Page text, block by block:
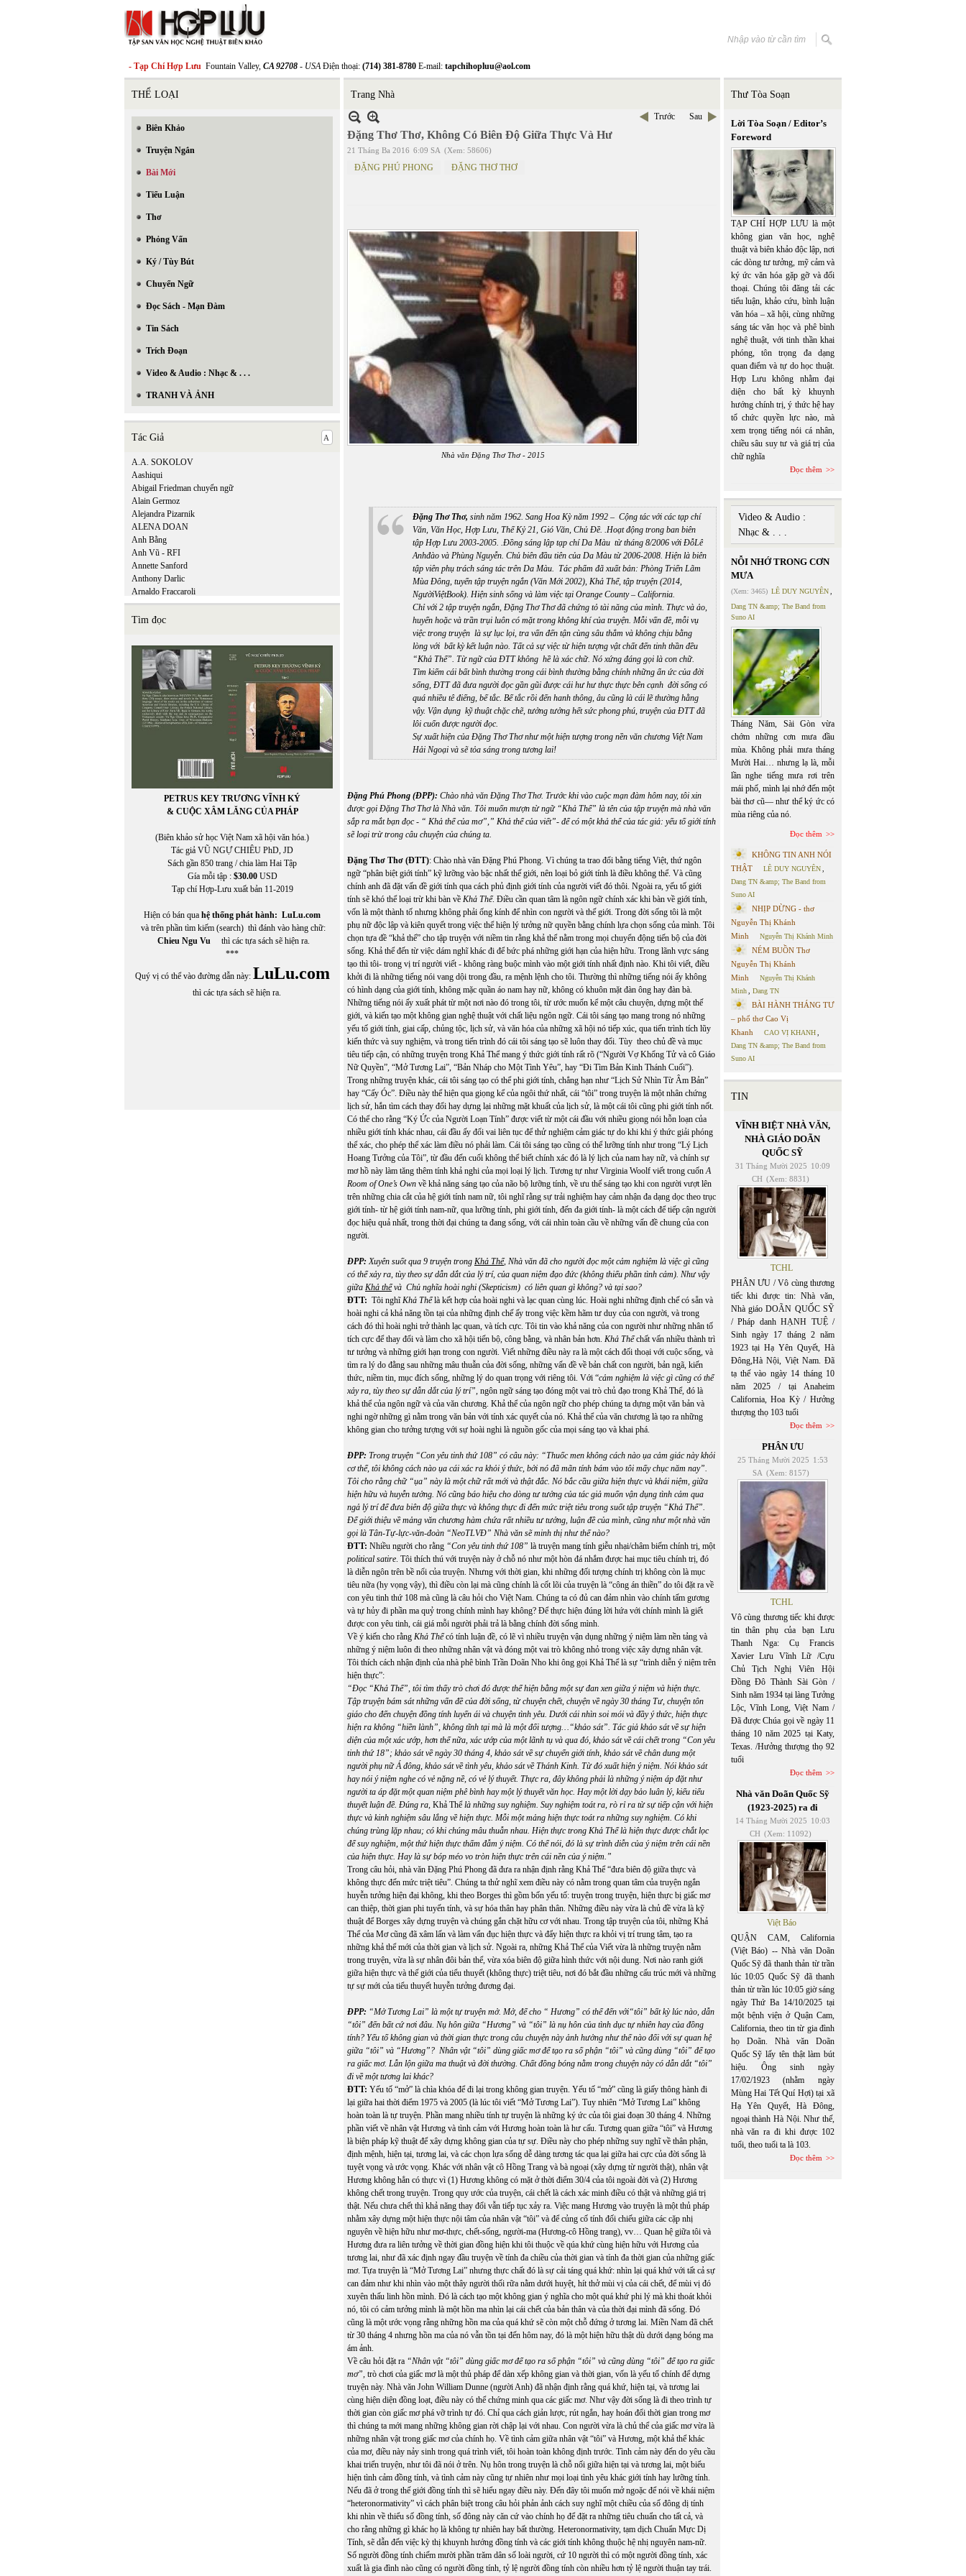
- Tạp Chí Hợp Lưu Fountain Valley, CA 92708 - USAĐiện thoại: (714) 381-8780 E-mail: tapchihopluu@aol.com
THỂ LOẠI
Biên Khảo
Truyện Ngắn
Bài Mới
Tiểu Luận
Thơ
Phỏng Vấn
Ký / Tùy Bút
Chuyển Ngữ
Đọc Sách - Mạn Đàm
Tin Sách
Trích Đoạn
Video & Audio : Nhạc & . . .
TRANH VÀ ẢNH
Tác Giả
A.A. SOKOLOV
Aashiqui
Abigail Friedman chuyển ngữ
Alain Germoz
Alejandra Pizarnik
ALENA DOAN
Anh Bằng
Anh Vũ - RFI
Annette Sanford
Anthony Darlic
Arnaldo Fraccaroli
Tìm đọc
PETRUS KEY TRƯƠNG VĨNH KÝ
& CUỘC XÂM LĂNG CỦA PHÁP
(Biên khảo sử học Việt Nam xã hội văn hóa.)
Tác giả VŨ NGỰ CHIÊU PhD, JD
Sách gần 850 trang / chia làm Hai Tập
Gía mỗi tập : $30.00USD
Tạp chí Hợp-Lưu xuất bản 11-2019
Hiện có bán qua hệ thống phát hành: LuLu.com
và trên phần tìm kiếm (search) thì đánh vào hàng chữ:
Chieu Ngu Vu thì các tựa sách sẽ hiện ra.
***
Quý vị có thể vào đường dẫn này: LuLu.com
thì các tựa sách sẽ hiện ra.
Trang Nhà
Trước Sau
Đặng Thơ Thơ, Không Có Biên Độ Giữa Thực Và Hư
21 Tháng Ba 2016 6:09 SA (Xem: 58606)
ĐẶNG PHÚ PHONG ĐẶNG THƠ THƠ
Nhà văn Đặng Thơ Thơ - 2015
Đặng Thơ Thơ, sinh năm 1962. Sang Hoa Kỳ năm 1992 – Cộng tác với các tạp chí
Văn, Văn Học, Hợp Lưu, Thế Kỷ 21, Gió Văn, Chủ Đề. .Hoạt động trong ban biên
tập Hợp Lưu 2003-2005. .Đồng sáng lập tạp chí Da Màu từ tháng 8/2006 với ĐỗLê
Anhđào và Phùng Nguyễn. Chủ biên đầu tiên của Da Màu từ 2006-2008. Hiện là biên
tập viên phụ trách sáng tác trên Da Màu. Tác phẩm đã xuất bản: Phòng Triển Lãm
Mùa Đông, tuyển tập truyện ngắn (Văn Mới 2002), Khả Thể, tập truyện (2014,
NgườiViệtBook). Hiện sinh sống và làm việc tại Orange County – California.
Chỉ với 2 tập truyện ngắn, Đặng Thơ Thơ đã chứng tỏ tài năng của mình. Thực và ảo,
huyển hoặc và trần trụi luôn có mặt trong không khí của truyện. Mỗi vấn đề, mỗi vụ
việc trong truyện là sự lục lọi, tra vấn đến tận cùng sâu thẳm và không chịu bằng
lòng với bất kỳ kết luận nào. Tất cả sự việc từ hiện tượng vật chất đến tinh thần đều
“Khả Thể”. Từ ngữ của ĐTT không hề là xác chữ. Nó xứng đáng gọi là con chữ.
Tìm kiếm cái bất bình thường trong cái bình thường bằng chính những ẩn ức của đời
sống, ĐTT đã đưa người đọc gần gũi được cái hư hư thực thực bên cạnh đời sống có
quá nhiều tê điếng, bế tắc. Bế tắc rồi đến hanh thông, âu cũng là cái lẽ thường hằng
vậy. Vận dụng kỹ thuật chặc chẽ, tưởng tưởng hết sức phong phú, truyện của ĐTT đã
lôi cuốn được người đọc.
Sự xuất hiện của Đặng Thơ Thơ như một hiện tượng trong nền văn chương Việt Nam
Hải Ngoại và sẽ tỏa sáng trong tương lai!
Đặng Phú Phong (ĐPP): Chào nhà văn Đặng Thơ Thơ. Trước khi vào cuộc mạn đàm hôm nay, tôi xin
được gọi Đặng Thơ Thơ là Nhà văn. Tôi muốn mượn từ ngữ “Khả Thể” là tên của tập truyện mà nhà văn
sắp ra mắt bạn đọc - “ Khả thể của mơ”,” Khả thể của viết”- để có một khả thể của tác giả: yếu tố giới tính
sẽ loại trừ trong câu chuyện của chúng ta.
Đặng Thơ Thơ (ĐTT): Chào nhà văn Đặng Phú Phong. Vì chúng ta trao đổi bằng tiếng Việt, thứ ngôn
ngữ “phân biệt giới tính” kỹ lưỡng vào bậc nhất thế giới, nên loại bỏ giới tính là điều không thể. Và cũng
chính anh đã đặt vấn đề giới tính qua cách phủ định giới tính của người viết đó thôi. Ngoài ra, yếu tố giới
tính sẽ khó thể loại trừ khi bàn về Khả Thể. Điều cần quan tâm là ngôn ngữ chính xác khi bàn về giới tính,
vốn là một thành tố nhưng không phải ống kính để nhìn con người và thế giới. Trong đời sống tôi là một
phụ nữ độc lập và kiên quyết trong việc thể hiện lý tưởng nữ quyền bằng chính lựa chọn sống của mình. Tôi
chọn tựa đề “khả thể” cho tập truyện với niềm tin rằng khả thể nằm trong mọi chuyển động tiến bộ của đời
sống. Khả thể đến từ việc dám nghĩ khác đi để bức phá những giới hạn của hiện hữu. Trong lãnh vực sáng
tạo thì tôi- trong vị trí người viết - không ràng buộc mình vào một giới tính nhất định nào. Khi tôi viết, điều
khởi đi là những tiếng nói vang dội trong đầu, ra mệnh lệnh cho tôi. Thường thì những tiếng nói ấy không
có hình dạng của giới tính, không mặc quần áo nam hay nữ, không có khuôn mặt đàn ông hay đàn bà.
Những tiếng nói ấy xuất phát từ một nơi nào đó trong tôi, từ ước muốn kể một câu chuyện, dựng một thế
giới, và kiến tạo một không gian nghệ thuật với chất liệu ngôn ngữ. Cái tôi sáng tạo mang trong nó những
yếu tố giới tính, giai cấp, chủng tộc, lịch sử, và văn hóa của những xã hội nó tiếp xúc, qua tiến trình tích lũy
kiến thức và suy nghiệm, và trong tiến trình đó cái tôi sáng tạo sẽ luôn thay đổi. Tùy theo chủ đề và mục
tiêu tiếp cận, có những truyện trong Khả Thể mang ý thức giới tính rất rõ (“Người Vợ Khổng Tử và cô Giáo
Nữ Quyền”, “Mở Tương Lai”, “Bản Nháp cho Một Tình Yêu”, hay “Đi Tìm Bản Kinh Thánh Cuối”).
Trong những truyện khác, cái tôi sáng tạo có thể phi giới tính, chẳng hạn như “Lịch Sử Nhìn Từ Âm Bản”
hay “Cấy Óc”. Điều này thể hiện qua giọng kể của ngôi thứ nhất, cái “tôi” trong truyện là một nhân chứng
lịch sử, hắn tìm cách thay đổi hay dựng lại những mặt khuất của lịch sử, là một cái tôi cũng phi giới tính nốt.
Có thể cho rằng “Ký Ức của Người Loạn Tính” được viết từ một cái đầu với nhiều giọng nói hỗn loạn của
nhiều giới tính khác nhau, cái đầu ấy đổi vai liên tục để thử nghiệm cảm giác tự do khi khi ý thức giải phóng
thể xác, cho phép thể xác làm điều nó phải làm. Cái tôi sáng tạo cũng có thể lưỡng tính như trong “Lý Lịch
Hoang Tưởng của Tôi”, từ đầu đến cuối không thể biết chính xác đó là lý lịch của nam hay nữ, và chính sự
mơ hồ này làm tăng thêm tính khả nghi của mọi loại lý lịch. Tương tự như Virginia Woolf viết trong cuốnA
Room of One’s Own về khả năng sáng tạo của não bộ lưỡng tính, về ưu thế sáng tạo khi con người vượt lên
trên những chia cắt của hệ giới tính nam nữ, tôi nghĩ rằng sự trải nghiệm hay cảm nhận đa dạng dọc theo trục
giới tính- từ hệ giới tính nam-nữ, qua lưỡng tính, phi giới tính, đến đa giới tính- là một cách để tiếp cận người
đọc hiệu quả nhất, trong thời đại chúng ta đang sống, với cái nhìn toàn cầu về những vấn đề chung của con
người.
ĐPP:Xuyên suốt qua 9 truyện trong Khả Thể, Nhà văn đã cho người đọc một cảm nghiệm là việc gì cũng
có thể xảy ra, tùy theo sự dẫn dắt của lý trí, của quan niệm đạo đức (không thiếu phần tình cảm). Như vậy
giữa Khả thểvà Chủ nghĩa hoài nghi (Skepticism) có liên quan gì không? và tại sao?
ĐTT: Tôi nghĩKhả Thểlà kết hợp của hoài nghi và lạc quan cùng lúc. Hoài nghi những định chế có sẵn và
hoài nghi cả khả năng tồn tại của những định chế ấy trong việc kềm hãm tư duy của con người, và trong
cách đó thì hoài nghi trở thành lạc quan, và tích cực. Tôi tin vào khả năng của con người như những nhân tố
tích cực để thay đổi và làm cho xã hội tiến bộ, công bằng, và nhân bản hơn. Khả Thểchất vấn nhiều thành trì
tư tưởng và những giới hạn trong con người. Viết những điều này ra là một cách đối thoại với cuộc sống, và
tìm ra lý do đằng sau những mâu thuẫn của đời sống, những vấn đề về bản chất con người, bản ngã, kiến
thức, niềm tin, mục đích sống, những lý do quan trọng với riêng tôi. Với “cảm nghiệm là việc gì cũng có thể
xảy ra, tùy theo sự dẫn dắt của lý trí”, ngôn ngữ sáng tạo đóng một vai trò chủ đạo trong Khả Thể, đó là
khả thể của ngôn ngữ và của văn chương. Khả thể của ngôn ngữ cho phép chúng ta dựng một văn bản và
nghi ngờ những gì nằm trong văn bản với tính xác quyết của nó. Khả thể của văn chương là tạo ra những
không gian cho tưởng tượng với sự hoài nghi là nguồn gốc của mọi sáng tạo và khai phá.
ĐPP: Trong truyện “Con yêu tinh thứ 108” có câu này: “Thuốc men không cách nào ụa cảm giác này khỏi
cơ thể, tôi không cách nào ụa cái xác ra khỏi ý thức, bởi nó đã mãn tính bám vào tôi mấy chục năm nay”.
Tôi cho rằng chữ “ụa” này là một chữ rất mới và thật đắc. Nó bắc cầu giữa hiện thực và khái niệm, giữa
hiện hữu và huyễn tưởng. Nó cũng báo hiệu cho dòng tư tưởng của tác giả muốn vận dụng tình cảm qua
ngả lý trí để đưa biên độ giữa thực và không thực đi đến mức triệt tiêu trong suốt tập truyện “Khả Thể”.
Để giới thiệu về mảng văn chương hàm chứa rất nhiều tư tưởng, luận đề của mình, cũng như một nhà văn
gọi là Tân-Tự-lực-văn-đoàn “NeoTLVĐ” Nhà văn sẽ minh thị như thế nào?
ĐTT: Nhiều người cho rằng “Con yêu tinh thứ 108” là truyện mang tính giễu nhại/châm biếm chính trị, một
political satire. Tôi thích thú với truyện này ở chỗ nó như một hòn đá nhắm được hai mục tiêu chính trị, đó
là diễn ngôn trên bề nổi của truyện. Nhưng với thời gian, khi những đối tượng chính trị không còn là mục
tiêu nữa (hy vọng vậy), thì điều còn lại mà cũng chính là cốt lõi của truyện là “công án thiền” do tôi đặt ra về
con yêu tinh thứ 108 mà cũng là câu hỏi cho Việt Nam. Chúng ta có đủ can đảm nhìn vào chính tấm gương
và tự hủy đi phần ma quỷ trong chính mình hay không? Để thực hiện đúng lời hứa với chính mình là giết
được con yêu tinh, cái giá mỗi người phải trả là bằng chính đời sống mình.
Về ý kiến cho rằng Khả Thểcó tính luận đề, có lẽ vì nhiều truyện vận dụng những ý niệm làm nền tảng và
những ý niệm luôn đi theo những nhân vật và đóng một vai trò không nhỏ trong việc xây dựng nhân vật.
Tôi thích cách nhận định của nhà phê bình Trần Doãn Nho khi ông gọi Khả Thể là sự “trình diễn ý niệm trên
hiện thực”:
“Đọc “Khả Thể”, tôi tìm thấy trò chơi đó được thể hiện bằng một sự đan xen giữa ý niệm và hiện thực.
Tập truyện bám sát những vấn đề của đời sống, từ chuyện chết, chuyện về ngày 30 tháng Tư, chuyện tôn
giáo cho đến chuyện đồng tính luyến ái và chuyện tình yêu. Dưới cái nhìn soi mói và đầy ý thức, hiện thực
hiện ra không “hiền lành”, không tĩnh tại mà là một đối tượng…“khảo sát”. Tác giả khảo sát về sự hiện
diện của một xác ướp, hơn thế nữa, xác ướp của một lãnh tụ và qua đó, khảo sát về cái chết trong “Con yêu
tinh thứ 18”; khảo sát về ngày 30 tháng 4, khảo sát về sự chuyển giới tính, khảo sát về chân dung một
người phụ nữ Á đông, khảo sát về tình yêu, khảo sát về Thánh Kinh. Từ đó xuất hiện ý niệm. Nói khảo sát
hay nói ý niệm nghe có vẻ nặng nề, có vẻ lý thuyết. Thực ra, đây không phải là những ý niệm áp đặt như
người ta áp đặt một quan niệm phê bình hay một lý thuyết văn học. Hay một lời dạy bảo luân lý, kiểu tiểu
thuyết luận đề. Đúng ra, Khả Thể là những suy nghiệm. Suy nghiệm toát ra, rò rỉ ra từ sự tiếp cận với hiện
thực và kinh nghiệm sâu lắng về hiện thực. Mỗi một mảng hiện thực toát ra những suy nghiệm. Có khi
chúng trùng lặp nhau; có khi chúng mâu thuẫn nhau. Hiện thực trong Khả Thể là hiện thực được chắt lọc
để suy nghiệm, một thứ hiện thực thấm đẫm ý niệm. Có thể nói, đó là sự trình diễn của ý niệm trên cái nền
của hiện thực. Hay là sự bóp méo vo tròn hiện thực trên cái nền của ý niệm.”
Trong câu hỏi, nhà văn Đặng Phú Phong đã đưa ra nhận định rằng Khả Thể “đưa biên độ giữa thực và
không thực đến mức triệt tiêu”. Chúng ta thử nghĩ xem điều này có nằm trong quan tâm của truyện ngắn
huyễn tưởng hiện đại không, khi theo Borges thì gồm bốn yếu tố: truyện trong truyện, hiện thực bị giấc mơ
can thiệp, thời gian phi tuyến tính, và sự hóa thân hay phân thân. Những điều này vừa là chủ đề vừa là kỹ
thuật để Borges xây dựng truyện và chúng gắn chặt hữu cơ với nhau. Trong tập truyện của tôi, những Khả
Thể của Mơ cũng đã xâm lấn và làm vẩn đục hiện thực và đẩy hiện thực ra khỏi vị trí trung tâm, tạo ra
những khả thể mới của thời gian và lịch sử. Ngoài ra, những Khả Thể của Viết vừa là những truyện nằm
trong truyện, vừa là sự nhân đôi bản thể, vừa xóa biên độ giữa hình thức với nội dung. Nơi nào ranh giới
giữa hiện thực và thế giới của tiểu thuyết (không thực) triệt tiêu, nơi đó bắt đầu những cấu trúc mới và những
tự sự mới của tiểu thuyết huyễn tưởng đương đại.
ĐPP: “Mở Tương Lai” là một tự truyện mở. Mở, để cho “ Hương” có thể đến với“tôi” bất kỳ lúc nào, dẫn
“tôi” đến bất cứ nơi đâu. Nụ hôn giữa “Hương” và “tôi” là nụ hôn của tình dục tự nhiên hay của đồng
tính? Yếu tố không gian và thời gian thực trong câu chuyện này ảnh hưởng như thế nào đối với sự quan hệ
giữa “tôi” và “Hương”? Nhân vật “tôi” dùng giấc mơ để tạo ra số phận “tôi” và cũng dùng “tôi” để tạo
ra giấc mơ. Lẫn lộn giữa ma thuật và đời thường. Chất đồng bóng nằm trong chuyện này có dẫn dắt “tôi”
đi về một tương lai khác?
ĐTT: Yếu tố “mở” là chìa khóa để đi lại trong không gian truyện. Yếu tố “mở” cũng là giấy thông hành đi
lại giữa hai thời điểm 1975 và 2005 (là lúc tôi viết “Mở Tương Lai”). Tuy nhiên “Mở Tương Lai” không
hoàn toàn là tự truyện. Phần mang nhiều tính tự truyện là những ký ức của tôi giai đoạn 30 tháng 4. Những
phần viết về nhân vật Hương và tình cảm với Hương hoàn toàn là hư cấu. Tương quan giữa “tôi” và Hương
là biện pháp kỹ thuật để xây dựng không gian của tự sự. Điều này cho phép những suy nghĩ về thân phận,
định mệnh, hiện tại, tương lai, và các chọn lựa sống dễ dàng tương tác qua lại giữa hai cực của đời sống là
tuyệt vọng và ước vọng. Khác với nhân vật cô Hồng Trang và bà ngoại (xây dựng từ người thật), nhân vật
Hương không hẳn có thực vì (1) Hương không có mặt ở thời điểm 30/4 của tôi ngoài đời và (2) Hương
không chết trong truyện. Trong quy ước của truyện, cái chết là cách xác minh điều có thật và những giá trị
thật. Nếu chưa chết thì khả năng thay đổi vẫn tiếp tục xảy ra. Việc mang Hương vào truyện là một thủ pháp
nhằm xây dựng một hiện thực nội tâm của nhân vật “tôi” và để củng cố tính đối chiếu giữa các cặp nhị
nguyên về hiện hữu như mơ-thực, chết-sống, người-ma (Hương-cô Hồng trang), vv… Quan hệ giữa tôi và
Hương đưa ra liên tưởng về thời gian đồng hiện khi tôi thuộc về qúa khứ cùng hiện hữu với Hương của
tương lai, như đã xác định ngay đầu truyện về tính đa chiều của thời gian và tính đa thời gian của những giấc
mơ. Tựa truyện là “Mở Tương Lai” nhưng thực chất đó là sự cải táng quá khứ: nhìn lại quá khứ với tất cả sự
can đảm như khi nhìn vào một thây người thối rữa nằm dưới huyệt, hít thở mùi vị của cái chết, để mùi vị đó
xuyên thấu linh hồn mình. Đó là cách tạo một không gian ý nghĩa cho một quá khứ phi lý mà khi thoát khỏi
nó, tôi có cảm tưởng mình là một hồn ma nhìn lại cái chết của bản thân và của thời đại mình đã sống. Đó
cũng là một ước vọng rằng những hồn ma của quá khứ sẽ còn một chỗ đứng ở tương lai. Miền Nam đã chết
từ 30 tháng 4 nhưng hồn ma của nó vẫn tồn tại đến hôm nay, đó là một hiện hữu thật dù dưới dạng bóng ma
ám ảnh.
Về câu hỏi đặt ra “Nhân vật “tôi” dùng giấc mơ để tạo ra số phận “tôi” và cũng dùng “tôi” để tạo ra giấc
mơ”, trò chơi của giấc mơ là một thủ pháp để dàn xếp không gian và thời gian, vốn là yếu tố chính để dựng
truyện này. Nhà văn John William Dunne (người Anh) đã nhận định rằng quá khứ, hiện tại, và tương lai
cùng hiện diện đồng loạt, điều này có thể chứng minh qua các giấc mơ. Như vậy đời sống là đi theo trình tự
thời gian còn giấc mơ phá vỡ trình tự đó. Chỉ qua cách giản lược, rút ngắn, hay hoán đổi thời gian trong mơ
thì chúng ta mới mang những không gian rời chập lại với nhau. Con người vừa là chủ thể của giấc mơ vừa là
những nhân vật trong giấc mơ của chính họ. Về tình cảm giữa nhân vật “tôi” và Hương, một khả thể khác
của mơ, điều này nảy sinh trong quá trình viết, tôi hoàn toàn không định trước. Tình cảm này đến do yêu cầu
khai triển truyện, như tôi đã nói ở trên. Nụ hôn trong truyện là chỗ nối giữa hiện tại và tương lai, một biểu
hiện tình cảm đồng tính, và tình cảm này cũng tự nhiên như mọi loại tình yêu khác giới tính hay lưỡng tính.
Nếu đã ở trong thế giới đồng tính thì sẽ hiểu ngay điều này. Đến đây tôi muốn mở ngoặc để nói về khái niệm
“heteronormativity” vì cách phân biệt trong câu hỏi phản ảnh cách suy nghĩ một chiều của số đông dị tính
khi nhìn về thiểu số đồng tính, số đông này căn cứ vào chính họ để đặt ra những tiêu chuẩn cho tất cả, và
cho rằng những gì khác họ là không tự nhiên hay bất thường. Heteronormativity, tạm dịch Chuẩn Mực Dị
Tính, sẽ dẫn đến việc kỳ thị khuynh hướng đồng tính và các giới tính không thuộc hệ nhị nguyên nam-nữ.
Số người đồng tính chiếm mười phần trăm dân số loài người, cứ 10 người thì có một người đồng tính, xác
xuất là gia đình nào cũng có người đồng tính, tỷ lệ người đồng tính còn nhiều hơn tỷ lệ người thuận tay trái.
Thư Tòa Soạn
Lời Tòa Soạn / Editor’s
Foreword
TẠP CHÍ HỢP LƯU là một
không gian văn học, nghệ
thuật và biên khảo độc lập, nơi
các dòng tư tưởng, mỹ cảm và
ký ức văn hóa gặp gỡ và đối
thoại. Chúng tôi đăng tải các
tiểu luận, khảo cứu, bình luận
văn hóa – xã hội, cùng những
sáng tác văn học và phê bình
nghệ thuật, với tinh thần khai
phóng, tôn trọng đa dạng
quan điểm và tự do học thuật.
Hợp Lưu không nhằm đại
diện cho bất kỳ khuynh
hướng chính trị, ý thức hệ hay
tổ chức quyền lực nào, mà
xem trọng tiếng nói cá nhân,
chiều sâu suy tư và giá trị của
chữ nghĩa
Đọc thêm
Video & Audio :
Nhạc & . . .
NỖI NHỚ TRONG CƠN
MƯA
(Xem: 3465) LÊ DUY NGUYÊN
Dang TN &amp; The Band from
Suno AI
Tháng Năm, Sài Gòn vừa
chớm những cơn mưa đầu
mùa. Không phải mưa tháng
Mười Hai… nhưng lạ là, mỗi
lần nghe tiếng mưa rơi trên
mái phố, mình lại nhớ đến một
bài thơ cũ— như thể ký ức có
mùa riêng của nó.
Đọc thêm
KHÔNG TIN ANH NÓI
THẬT
LÊ DUY NGUYÊN
Dang TN &amp; The Band from
Suno AI
NHỊP DỪNG - thơ
Nguyễn Thị Khánh
Minh
Nguyễn Thị Khánh Minh
NÉM BUỒN Thơ
Nguyễn Thị Khánh
Minh
Nguyễn Thị Khánh
Minh
Dang TN
BÀI HÀNH THÁNG TƯ
– phổ thơ Cao Vị
Khanh
CAO VỊ KHANH
Dang TN &amp; The Band from
Suno AI
TIN
VĨNH BIỆT NHÀ VĂN,
NHÀ GIÁO DOÃN
QUỐC SỸ
31 Tháng Mười 2025 10:09
CH (Xem: 8831)
TCHL
PHÂN ƯU / Vô cùng thương
tiếc khi được tin: Nhà văn,
Nhà giáo DOÃN QUỐC SỸ
/ Pháp danh HẠNH TUỆ /
Sinh ngày 17 tháng 2 năm
1923 tại Hạ Yên Quyết, Hà
Đông,Hà Nội, Việt Nam. Đã
tạ thế vào ngày 14 tháng 10
năm 2025 / tại Anaheim
California, Hoa Kỳ / Hưởng
thượng thọ 103 tuổi
Đọc thêm
PHÂN ƯU
25 Tháng Mười 2025 1:53
SA (Xem: 8157)
TCHL
Vô cùng thương tiếc khi được
tin thân phụ của bạn Lưu
Thanh Nga: Cụ Francis
Xavier Lưu Vĩnh Lữ /Cựu
Chủ Tịch Nghị Viên Hội
Đồng Đô Thành Sài Gòn /
Sinh năm 1934 tại làng Tưởng
Lộc, Vĩnh Long, Việt Nam /
Đã được Chúa gọi về ngày 11
tháng 10 năm 2025 tại Katy,
Texas. /Hưởng thượng thọ 92
tuổi
Đọc thêm
Nhà văn Doãn Quốc Sỹ
(1923-2025) ra đi
14 Tháng Mười 2025 10:03
CH (Xem: 11092)
Việt Báo
QUẬN CAM, California
(Việt Báo) -- Nhà văn Doãn
Quốc Sỹ đã thanh thản từ trần
lúc 10:05 Quốc Sỹ đã thanh
thản từ trần lúc 10:05 giờ sáng
ngày Thứ Ba 14/10/2025 tại
một bệnh viện ở Quận Cam,
California, theo tin từ gia đình
họ Doãn. Nhà văn Doãn
Quốc Sỹ lấy tên thật làm bút
hiệu. Ông sinh ngày
17/02/1923 (nhằm ngày
Mùng Hai Tết Quí Hợi) tại xã
Hạ Yên Quyết, Hà Đông,
ngoại thành Hà Nội. Như thế,
nhà văn ra đi khi được 102
tuổi, theo tuổi ta là 103.
Đọc thêm